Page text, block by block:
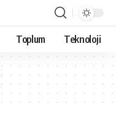
Toplum Teknoloji